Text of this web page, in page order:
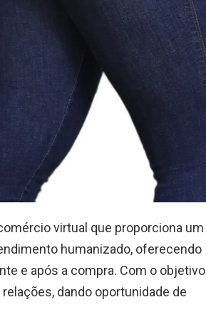
virtual que proporciona um
humanizado, oferecendo
e após a compra. Com o objetivo
dando oportunidade de